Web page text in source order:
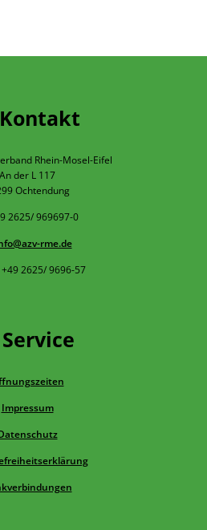
Rhein-Mosel-Eifel
An der L 117
Ochtendung
2625/ 969697-0
rme.de
2625/ 9696-57
Service
Impressum